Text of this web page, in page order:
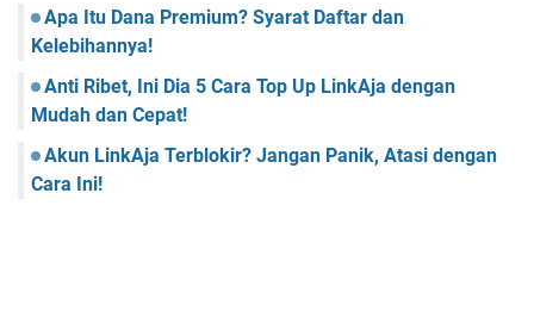
Apa Itu Dana Premium? Syarat Daftar dan
Kelebihannya!
Anti Ribet, Ini Dia 5 Cara Top Up LinkAja dengan
Mudah dan Cepat!
Akun LinkAja Terblokir? Jangan Panik, Atasi dengan
Cara Ini!